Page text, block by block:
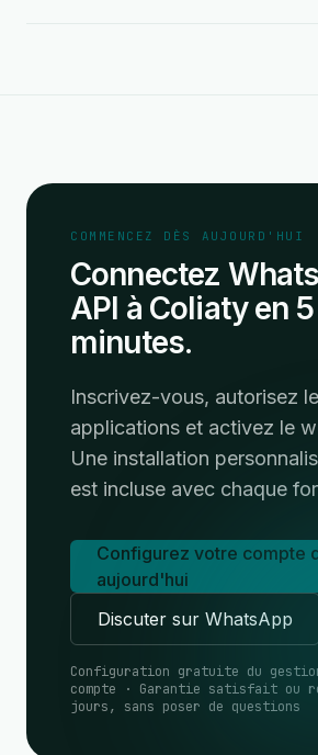
COMMENCEZ DÈS AUJOURD'HUI
Connectez
API à Coliaty en 5
minutes.
Inscrivez-vous, autorisez
applications et activez le
Une installation
est incluse avec chaque
Configurez votre compte
aujourd'hui
Discuter sur WhatsApp
Configuration gratuite du
compte · Garantie satisfait ou
jours, sans poser de questions